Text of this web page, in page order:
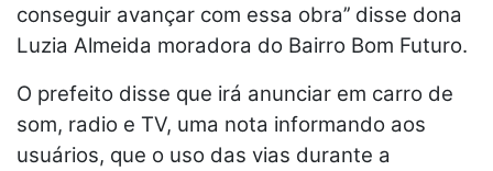
conseguir avançar com essa obra’’ disse dona
Luzia Almeida moradora do Bairro Bom Futuro.
O prefeito disse que irá anunciar em carro de
som, radio e TV, uma nota informando aos
usuários, que o uso das vias durante a